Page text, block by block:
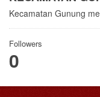
Kecamatan Gunung
Followers
0